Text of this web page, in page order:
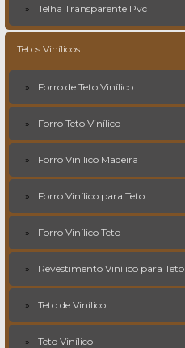
Telha Transparente Pvc
Tetos Vinílicos
Forro de Teto Vinílico
Forro Teto Vinílico
Forro Vinílico Madeira
Forro Vinílico para Teto
Forro Vinílico Teto
Revestimento Vinílico para Teto
Teto de Vinílico
Teto Vinílico